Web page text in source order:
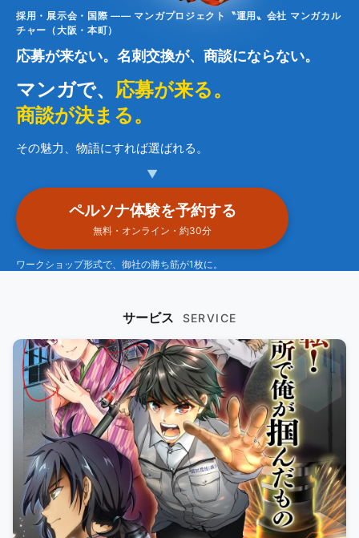
採用・展示会・国際 —— マンガプロジェクト〝運用〟会社 マンガカル
チャー（大阪・本町）
応募が来ない。名刺交換が、商談にならない。
マンガで、 応募が来る。
商談が決まる。
その魅力、物語にすれば選ばれる。
▼
ペルソナ体験を予約する
無料・オンライン・約30分
ワークショップ形式で、御社の勝ち筋が1枚に。
サービス SERVICE